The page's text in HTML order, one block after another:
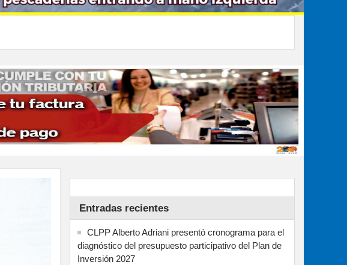
Entradas recientes
CLPP Alberto Adriani presentó cronograma para el
diagnóstico del presupuesto participativo del Plan de
Inversión 2027